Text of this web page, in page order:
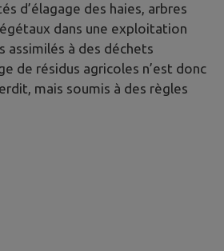
d’élagage des haies, arbres
dans une exploitation
assimilés à des déchets
de résidus agricoles n’est donc
mais soumis à des règles